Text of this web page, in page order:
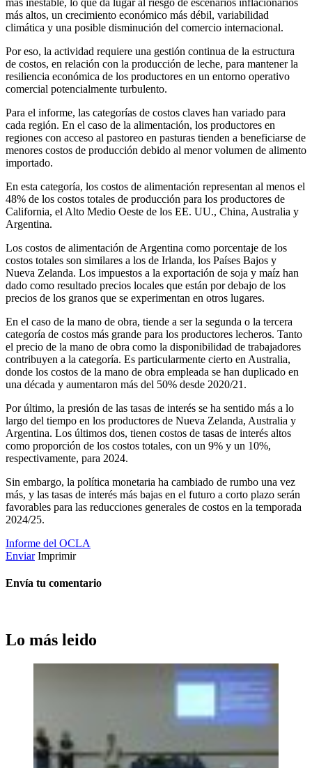
más altos, un crecimiento económico más débil, variabilidad
climática y una posible disminución del comercio internacional.
Por eso, la actividad requiere una gestión continua de la estructura
de costos, en relación con la producción de leche, para mantener la
resiliencia económica de los productores en un entorno operativo
comercial potencialmente turbulento.
Para el informe, las categorías de costos claves han variado para
cada región. En el caso de la alimentación, los productores en
regiones con acceso al pastoreo en pasturas tienden a beneficiarse de
menores costos de producción debido al menor volumen de alimento
importado.
En esta categoría, los costos de alimentación representan al menos el
48% de los costos totales de producción para los productores de
California, el Alto Medio Oeste de los EE. UU., China, Australia y
Argentina.
Los costos de alimentación de Argentina como porcentaje de los
costos totales son similares a los de Irlanda, los Países Bajos y
Nueva Zelanda. Los impuestos a la exportación de soja y maíz han
dado como resultado precios locales que están por debajo de los
precios de los granos que se experimentan en otros lugares.
En el caso de la mano de obra, tiende a ser la segunda o la tercera
categoría de costos más grande para los productores lecheros. Tanto
el precio de la mano de obra como la disponibilidad de trabajadores
contribuyen a la categoría. Es particularmente cierto en Australia,
donde los costos de la mano de obra empleada se han duplicado en
una década y aumentaron más del 50% desde 2020/21.
Por último, la presión de las tasas de interés se ha sentido más a lo
largo del tiempo en los productores de Nueva Zelanda, Australia y
Argentina. Los últimos dos, tienen costos de tasas de interés altos
como proporción de los costos totales, con un 9% y un 10%,
respectivamente, para 2024.
Sin embargo, la política monetaria ha cambiado de rumbo una vez
más, y las tasas de interés más bajas en el futuro a corto plazo serán
favorables para las reducciones generales de costos en la temporada
2024/25.
Informe del OCLA
Enviar Imprimir
Envía tu comentario
Lo más leido